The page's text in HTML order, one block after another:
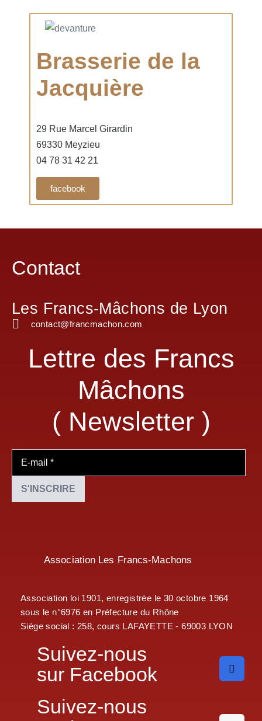
Brasserie de la
Jacquière
29 Rue Marcel Girardin
69330 Meyzieu
04 78 31 42 21
facebook
Contact
Les Francs-Mâchons de Lyon
contact@francmachon.com
Lettre des Francs
Mâchons
( Newsletter )
Association Les Francs-Machons
Association loi 1901, enregistrée le 30 octobre 1964
sous le n°6976 en Préfecture du Rhône
Siège social : 258, cours LAFAYETTE - 69003 LYON
Suivez-nous
sur Facebook
Suivez-nous